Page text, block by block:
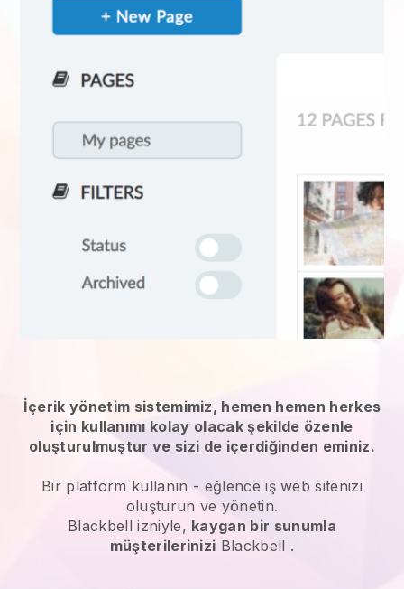
İçerik yönetim sistemimiz, hemen hemen herkes
için kullanımı kolay olacak şekilde özenle
oluşturulmuştur ve sizi de içerdiğinden eminiz.
Bir platform kullanın - eğlence iş web sitenizi
oluşturun ve yönetin.
Blackbellizniyle, kaygan bir sunumla
müşterilerinizi Blackbell .